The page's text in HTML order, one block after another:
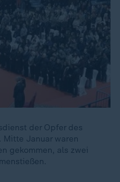
der Opfer des
Mitte Januar waren
gekommen, als zwei